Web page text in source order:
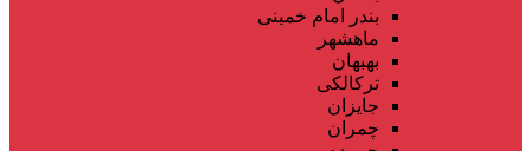
بندر امام خمینی
ماهشهر
بهبهان
ترکالکی
جایزان
چمران